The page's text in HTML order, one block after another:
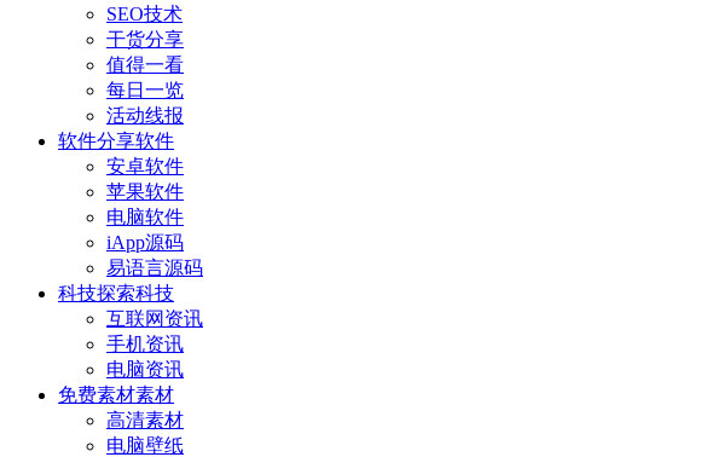
SEO技术
干货分享
值得一看
每日一览
活动线报
软件分享软件
安卓软件
苹果软件
电脑软件
iApp源码
易语言源码
科技探索科技
互联网资讯
手机资讯
电脑资讯
免费素材素材
高清素材
电脑壁纸